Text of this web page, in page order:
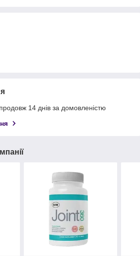
14 днів за домовленістю